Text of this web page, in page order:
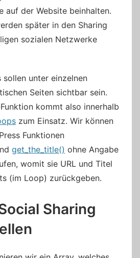
auf der Website beinhalten.
später in den Sharing
sozialen Netzwerke
sollen unter einzelnen
Seiten sichtbar sein.
kommt also innerhalb
zum Einsatz. Wir können
Funktionen
get_the_title() ohne Angabe
womit sie URL und Titel
(im Loop) zurückgeben.
Sharing